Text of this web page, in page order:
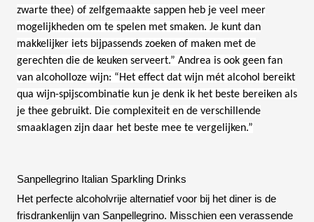
zwarte thee) of zelfgemaakte sappen heb je veel meer
mogelijkheden om te spelen met smaken. Je kunt dan
makkelijker iets bijpassends zoeken of maken met de
gerechten die de keuken serveert.” Andrea is ook geen fan
van alcoholloze wijn: “Het effect dat wijn mét alcohol bereikt
qua wijn-spijscombinatie kun je denk ik het beste bereiken als
je thee gebruikt. Die complexiteit en de verschillende
smaaklagen zijn daar het beste mee te vergelijken.”
Sanpellegrino Italian Sparkling Drinks
Het perfecte alcoholvrije alternatief voor bij het diner is de
frisdrankenlijn van Sanpellegrino. Misschien een verassende